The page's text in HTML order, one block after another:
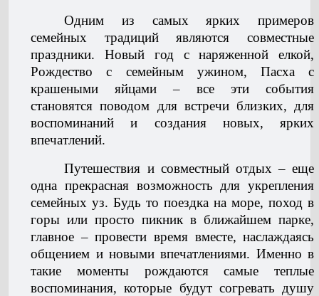
Одним из самых ярких примеров
семейных традиций являются совместные
праздники. Новый год с наряженной елкой,
Рождество с семейным ужином, Пасха с
крашеными яйцами – все эти события
становятся поводом для встречи близких, для
воспоминаний и создания новых, ярких
впечатлений.
Путешествия и совместный отдых – еще
одна прекрасная возможность для укрепления
семейных уз. Будь то поездка на море, поход в
горы или просто пикник в ближайшем парке,
главное – провести время вместе, наслаждаясь
общением и новыми впечатлениями. Именно в
такие моменты рождаются самые теплые
воспоминания, которые будут согревать душу